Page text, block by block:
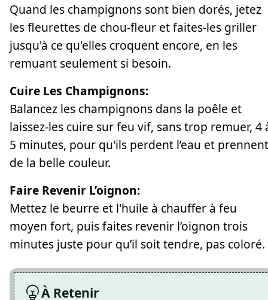
Quand les champignons sont bien dorés, jetez
les fleurettes de chou-fleur et faites-les griller
jusqu'à ce qu'elles croquent encore, en les
remuant seulement si besoin.
Cuire Les Champignons:
Balancez les champignons dans la poêle et
laissez-les cuire sur feu vif, sans trop remuer, 4
5 minutes, pour qu'ils perdent l’eau et prennent
de la belle couleur.
Faire Revenir L’oignon:
Mettez le beurre et l'huile à chauffer à feu
moyen fort, puis faites revenir l’oignon trois
minutes juste pour qu’il soit tendre, pas coloré.
À Retenir